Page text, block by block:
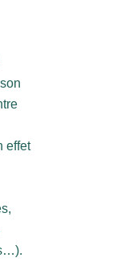
effet